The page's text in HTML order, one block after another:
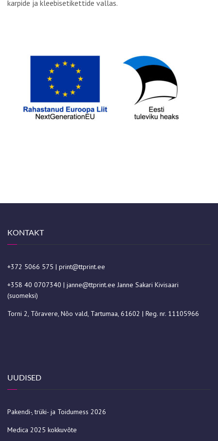
karpide ja kleebisetikettide vallas.
KONTAKT
+372 5066 575 | print@ttprint.ee
+358 40 0707340 | janne@ttprint.ee Janne Sakari Kivisaari
(suomeksi)
Torni 2, Tõravere, Nõo vald, Tartumaa, 61602 | Reg. nr. 11105966
UUDISED
Pakendi-, trüki- ja Toidumess 2026
Medica 2025 kokkuvõte